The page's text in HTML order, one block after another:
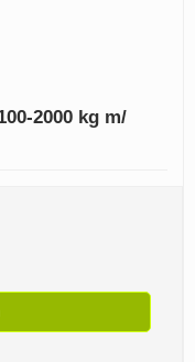
2000 kg m/